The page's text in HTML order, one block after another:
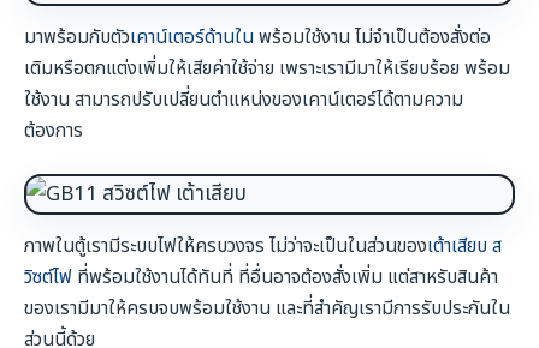
มาพร้อมกับตัวเคาน์เตอร์ด้านในพร้อมใช้งาน ไม่จำเป็นต้องสั่งต่อ
เติมหรือตกแต่งเพิ่มให้เสียค่าใช้จ่าย เพราะเรามีมาให้เรียบร้อย พร้อม
ใช้งาน สามารถปรับเปลี่ยนตำแหน่งของเคาน์เตอร์ได้ตามความ
ต้องการ
ภาพในตู้เรามีระบบไฟให้ครบวงจร ไม่ว่าจะเป็นในส่วนของเต้าเสียบ ส
วิซต์ไฟ ที่พร้อมใช้งานได้ทันที่ ที่อื่นอาจต้องสั่งเพิ่ม แต่สาหรับสินค้า
ของเรามีมาให้ครบจบพร้อมใช้งาน และที่สำคัญเรามีการรับประกันใน
ส่วนนี้ด้วย